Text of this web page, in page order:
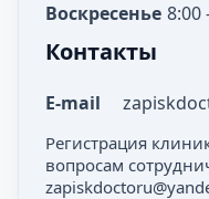
Воскресенье 8:00
Контакты
E-mail
Регистрация
вопросам